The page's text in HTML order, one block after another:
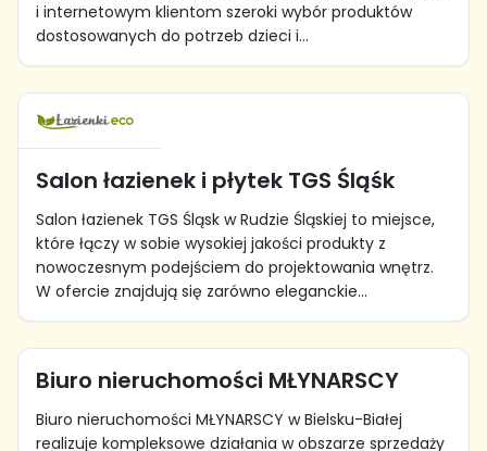
i internetowym klientom szeroki wybór produktów
dostosowanych do potrzeb dzieci i...
Salon łazienek i płytek TGS Śląśk
Salon łazienek TGS Śląsk w Rudzie Śląskiej to miejsce,
które łączy w sobie wysokiej jakości produkty z
nowoczesnym podejściem do projektowania wnętrz.
W ofercie znajdują się zarówno eleganckie...
Biuro nieruchomości MŁYNARSCY
Biuro nieruchomości MŁYNARSCY w Bielsku-Białej
realizuje kompleksowe działania w obszarze sprzedaży